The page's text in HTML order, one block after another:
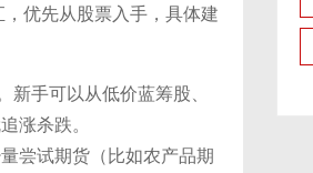
优先从股票入手，具体建
手可以从低价蓝筹股、
涨杀跌。
尝试期货（比如农产品期